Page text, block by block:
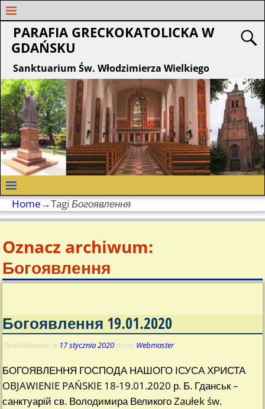
PARAFIA GRECKOKATOLICKA W
GDAŃSKU
Sanktuarium Św. Włodzimierza Wielkiego
Home→Tagi Богоявлення
Oznacz archiwum:
Богоявлення
Богоявлення 19.01.2020
Opublikowano w 17 stycznia 2020 przez Webmaster
БОГОЯВЛЕННЯ ГОСПОДА НАШОГО ІСУСА ХРИСТА
OBJAWIENIE PAŃSKIE 18-19.01.2020 р. Б. Гданськ –
санктуарій св. Володимира Великого Zaułek św.